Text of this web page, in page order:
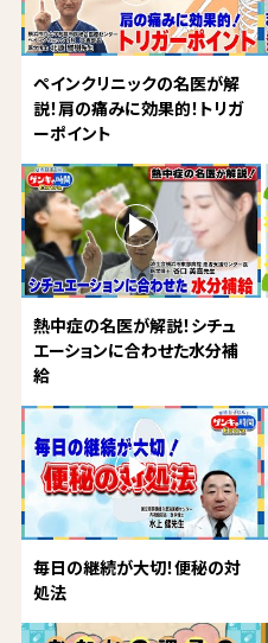
ペインクリニックの名医が解
説！肩の痛みに効果的！トリガ
ーポイント
熱中症の名医が解説！シチュ
エーションに合わせた水分補
給
毎日の継続が大切！便秘の対
処法